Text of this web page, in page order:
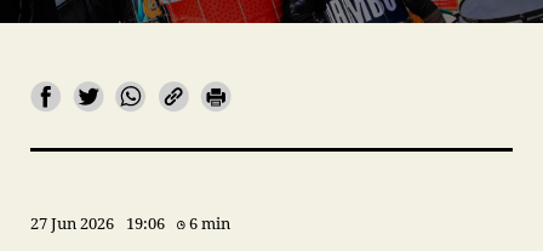
27 Jun 2026 19:06 6 min